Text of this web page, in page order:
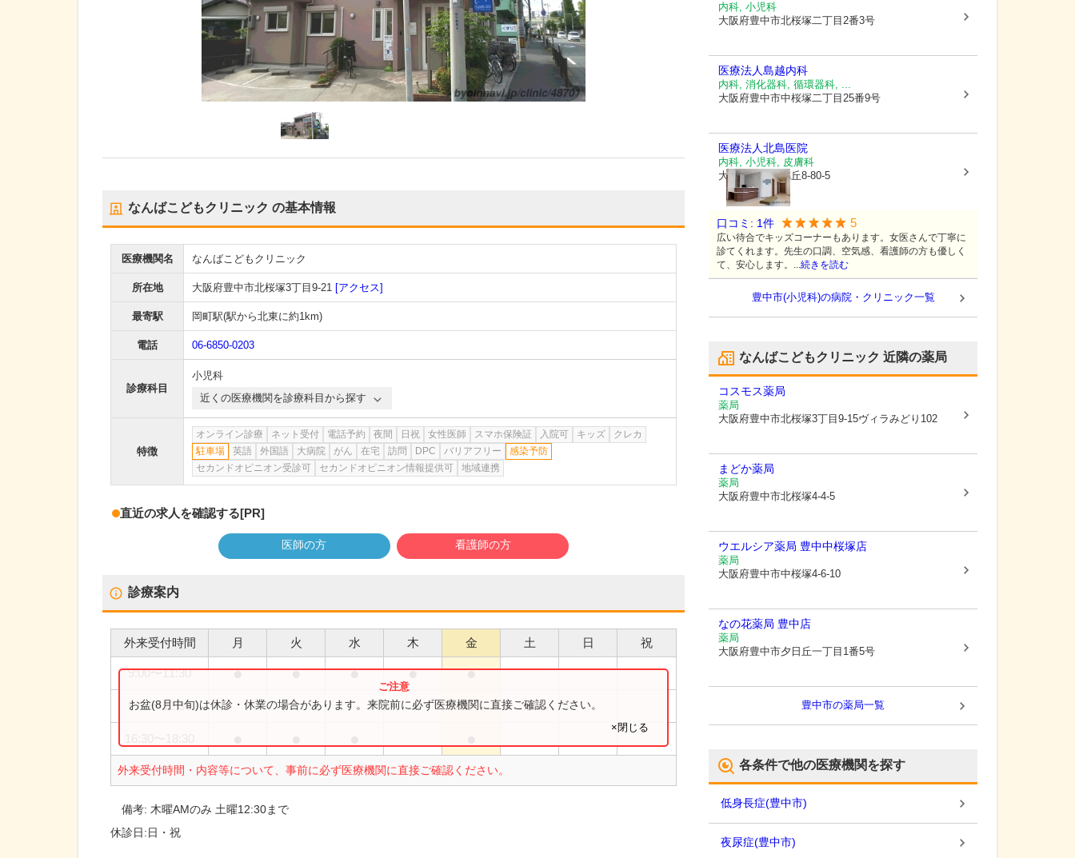
なんばこどもクリニック の基本情報
医療機関名 なんばこどもクリニック
所在地 大阪府豊中市北桜塚3丁目9-21 [アクセス]
最寄駅 岡町駅(駅から北東に約1km)
電話 06-6850-0203
診療科目
小児科
近くの医療機関を診療科目から探す
特徴
オンライン診療 ネット受付 電話予約 夜間 日祝 女性医師 スマホ保険証 入院可 キッズ
クレカ
駐車場
英語 外国語 大病院 がん 在宅 訪問 DPC バリアフリー
感染予防
セカンドオピニオン受診可
セカンドオピニオン情報提供可 地域連携
直近の求人を確認する[PR]
医師の方 看護師の方
診療案内
外来受付時間 月 火 水 木 金 土 日 祝
9:00〜11:30 ● ● ● ● ●
9:00〜12:30 ●
外来受付時間・内容等について、事前に必ず医療機関に直接ご確認ください。
お盆(8月中旬)は休診・休業の場合があります。来院前に必ず医療機関に直接ご確認ください。
×閉じる
備考: 木曜AMのみ 土曜12:30まで
休診日:日・祝
内科, 小児科
大阪府豊中市北桜塚二丁目2番3号
医療法人島越内科
内科, 消化器科, 循環器科, ...
大阪府豊中市中桜塚二丁目25番9号
医療法人北島医院
内科, 小児科, 皮膚科
大阪府豊中市旭丘8-80-5
口コミ: 1件 5
広い待合でキッズコーナーもあります。女医さんで丁寧に
診てくれます。先生の口調、空気感、看護師の方も優しく
て、安心します。...続きを読む
豊中市(小児科)の病院・クリニック一覧
なんばこどもクリニック 近隣の薬局
コスモス薬局
薬局
大阪府豊中市北桜塚3丁目9-15ヴィラみどり102
まどか薬局
薬局
大阪府豊中市北桜塚4-4-5
ウエルシア薬局 豊中中桜塚店
薬局
大阪府豊中市中桜塚4-6-10
なの花薬局 豊中店
薬局
大阪府豊中市夕日丘一丁目1番5号
豊中市の薬局一覧
各条件で他の医療機関を探す
低身長症(豊中市)
夜尿症(豊中市)